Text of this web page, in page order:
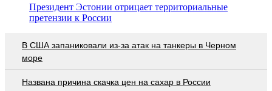
Президент Эстонии отрицает территориальные
претензии к России
В США запаниковали из-за атак на танкеры в Черном
море
Названа причина скачка цен на сахар в России